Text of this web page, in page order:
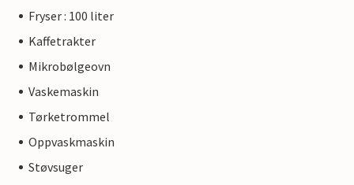
Fryser : 100 liter
Kaffetrakter
Mikrobølgeovn
Vaskemaskin
Tørketrommel
Oppvaskmaskin
Støvsuger